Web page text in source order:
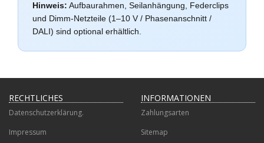
Hinweis: Aufbaurahmen, Seilanhängung, Federclips
und Dimm-Netzteile (1–10 V / Phasenanschnitt /
DALI) sind optional erhältlich.
RECHTLICHES
Datenschutzerklärung.
Impressum
INFORMATIONEN
Zahlungsarten
Sitemap